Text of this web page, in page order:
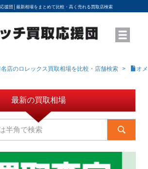
援団│ 最新相場をまとめて比較・高く売れる買取店検索
開中
買取相場を調べる
から買取相場を調べる
す
探す
売る方法
店のロレックス買取相場を比較・店舗検索 オ
最新の買取相場